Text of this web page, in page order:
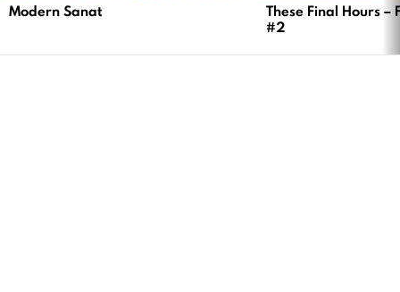
Modern Sanat
These Final Hours –
#2